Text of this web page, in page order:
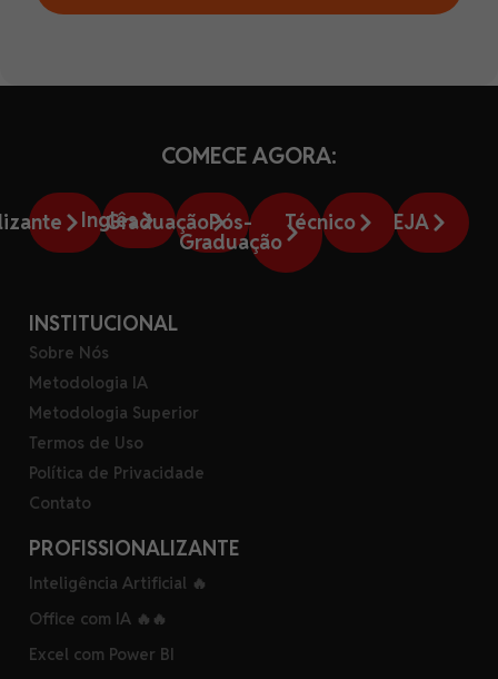
COMECE AGORA:
Inglês
GraduaçãoPós-
Graduação
Técnico EJA
INSTITUCIONAL
Sobre Nós
Metodologia IA
Metodologia Superior
Termos de Uso
Política de Privacidade
Contato
PROFISSIONALIZANTE
Inteligência Artificial 🔥
Office com IA 🔥🔥
Excel com Power BI